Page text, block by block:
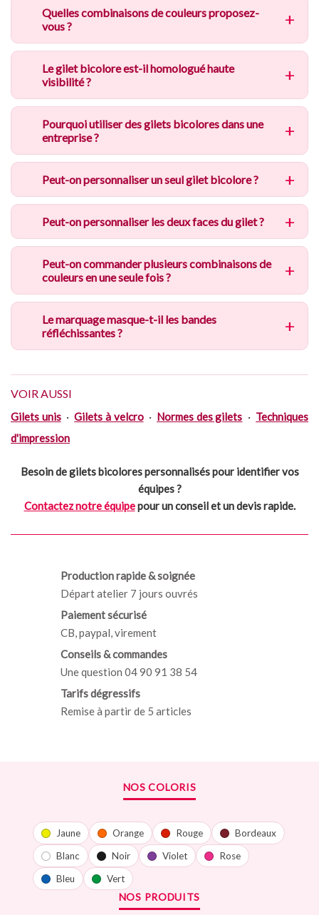
Quelles combinaisons de couleurs proposez-
vous ?
Le gilet bicolore est-il homologué haute
visibilité ?
Pourquoi utiliser des gilets bicolores dans une
entreprise ?
Peut-on personnaliser un seul gilet bicolore ?
Peut-on personnaliser les deux faces du gilet ?
Peut-on commander plusieurs combinaisons de
couleurs en une seule fois ?
Le marquage masque-t-il les bandes
réfléchissantes ?
VOIR AUSSI
Gilets unis·Gilets à velcro· Normes des gilets · Techniques
d'impression
Besoin de gilets bicolores personnalisés pour identifier vos
équipes ?
Contactez notre équipepour un conseil et un devis rapide.
Production rapide & soignée
Départ atelier 7 jours ouvrés
Paiement sécurisé
CB, paypal, virement
Conseils & commandes
Une question 04 90 91 38 54
Tarifs dégressifs
Remise à partir de 5 articles
NOS COLORIS
Jaune Orange Rouge
Bordeaux
Blanc
Noir Violet
Rose
Bleu
Vert
NOS PRODUITS